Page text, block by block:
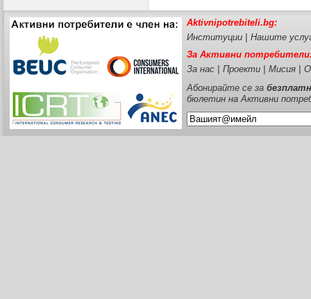
Aktivnipotrebiteli.bg:
Институции
Нашите
За Активни
За нас
Проекти Мисия
Абонирайте се за
бюлетин на Активни